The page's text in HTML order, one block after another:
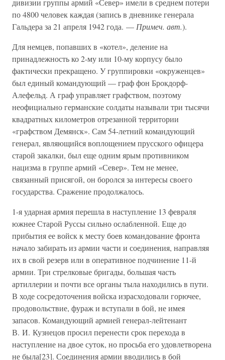
дивизии группы армий «Север» имели в среднем потери
по 4800 человек каждая (запись в дневнике генерала
Гальдера за 21 апреля 1942 года. — Примеч. авт.).
Для немцев, попавших в «котел», деление на
принадлежность ко 2-му или 10-му корпусу было
фактически прекращено. У группировки «окруженцев»
был единый командующий — граф фон Брокдорф-
Алефельд. А граф управляет графством, поэтому
неофициально германские солдаты называли три тысячи
квадратных километров отрезанной территории
«графством Демянск». Сам 54-летний командующий
генерал, являющийся воплощением прусского офицера
старой закалки, был еще одним ярым противником
нацизма в группе армий «Север». Тем не менее,
связанный присягой, он боролся за интересы своего
государства. Сражение продолжалось.
1-я ударная армия перешла в наступление 13 февраля
южнее Старой Руссы сильно ослабленной. Еще до
прибытия ее войск к месту боев командование фронта
начало забирать из армии части и соединения, направляя
их в свой резерв или в оперативное подчинение 11-й
армии. Три стрелковые бригады, большая часть
артиллерии и почти все органы тыла находились в пути.
В ходе сосредоточения войска израсходовали горючее,
продовольствие, фураж и вступали в бой, не имея
запасов. Командующий армией генерал-лейтенант
В. И. Кузнецов просил перенести срок перехода в
наступление на двое суток, но просьба его удовлетворена
не была[23]. Соединения армии вводились в бой